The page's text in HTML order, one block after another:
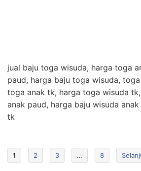
jual baju toga wisuda, harga toga
paud, harga baju toga wisuda,
toga anak tk, harga toga wisuda
anak paud, harga baju wisuda
tk
1 2 3 … 8